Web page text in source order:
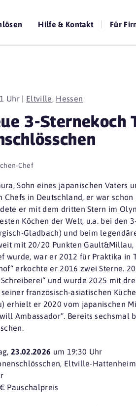
Hilfe & Kontakt Für
Uhr | Eltville, Hessen
3-Sternekoch
Chef
Sohn eines japanischen Vaters
Chefs in Deutschland, er war
er mit dem dritten Stern im
Köchen der Welt, u.a. bei den
Gladbach) und beim
mit 20/20 Punkten
wurde, war er 2012 für Praktika in
erkochte er 2016 zwei Sterne.
und wurde 2025 mit
französisch-asiatischen
erhielt er 2020 vom japanischen
Ambassador“. Bereits sechsmal
23.02.2026 um 19:30 Uhr
Eltville-Hattenheim
Pauschalpreis